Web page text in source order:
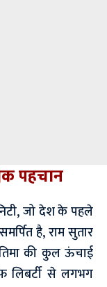
पहचान
जो देश के पहले
है, राम सुतार
की कुल ऊंचाई
लिबर्टी से लगभग